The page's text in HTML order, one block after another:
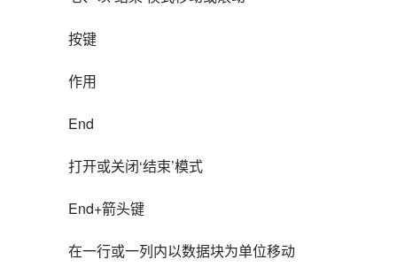
按键
作用
End
打开或关闭‘结束’模式
End+箭头键
在一行或一列内以数据块为单位移动